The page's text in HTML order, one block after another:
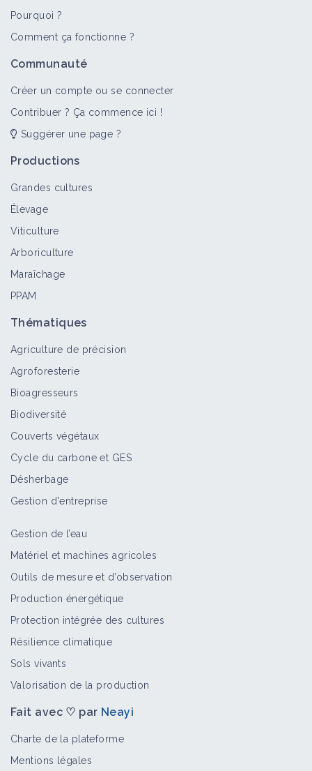
Fiche technique
Pourquoi ?
Comment ça fonctionne ?
Communauté
Créer un compte ou se connecter
Contribuer ? Ça commence ici !
Suggérer une page ?
Productions
Grandes cultures
Élevage
Viticulture
Arboriculture
Maraîchage
PPAM
Thématiques
Agriculture de précision
Agroforesterie
Bioagresseurs
Biodiversité
Couverts végétaux
Cycle du carbone et GES
Désherbage
Gestion d'entreprise
Gestion de l’eau
Matériel et machines agricoles
Outils de mesure et d’observation
Production énergétique
Protection intégrée des cultures
Résilience climatique
Sols vivants
Valorisation de la production
Fait avec ♡ par Neayi
Charte de la plateforme
Mentions légales